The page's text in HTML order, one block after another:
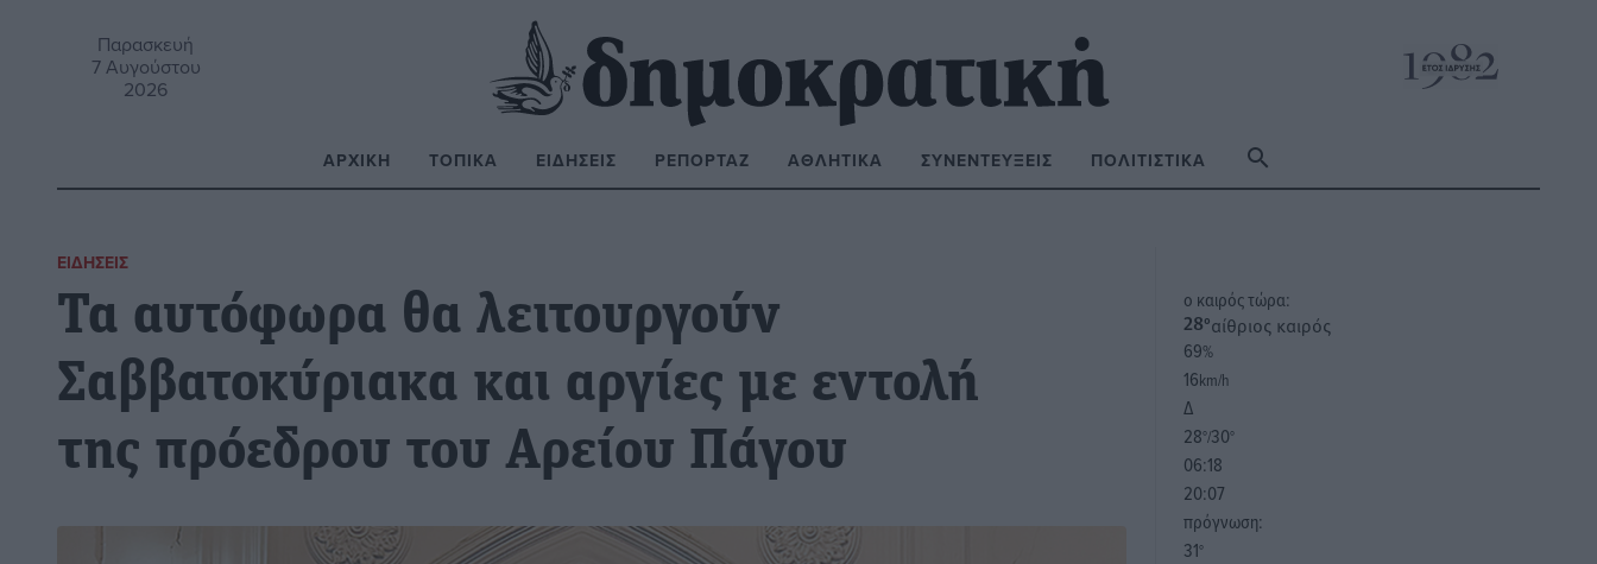
Παρασκευή
7 Αυγούστου
2026
ΑΡΧΙΚΉ ΤΟΠΙΚΆ ΕΙΔΉΣΕΙΣ ΡΕΠΟΡΤΆΖ ΑΘΛΗΤΙΚΆ ΣΥΝΕΝΤΕΎΞΕΙΣ ΠΟΛΙΤΙΣΤΙΚΆ
ΕΙΔΉΣΕΙΣ
Τα αυτόφωρα θα λειτουργούν
Σαββατοκύριακα και αργίες με εντολή
της πρόεδρου του Αρείου Πάγου
o καιρός τώρα:
28°αίθριος καιρός
69%
16km/h
Δ
28°/30°
06:18
20:07
πρόγνωση:
31°